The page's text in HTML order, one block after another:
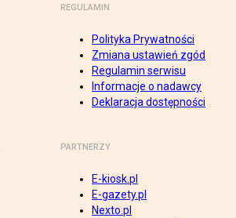
REGULAMIN
Polityka Prywatności
Zmiana ustawień zgód
Regulamin serwisu
Informacje o nadawcy
Deklaracja dostępności
PARTNERZY
E-kiosk.pl
E-gazety.pl
Nexto.pl